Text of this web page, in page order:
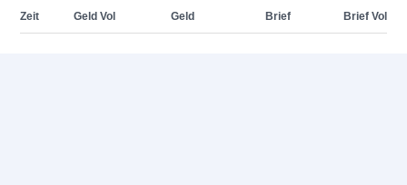
Zeit Geld Vol Geld Brief Brief Vol